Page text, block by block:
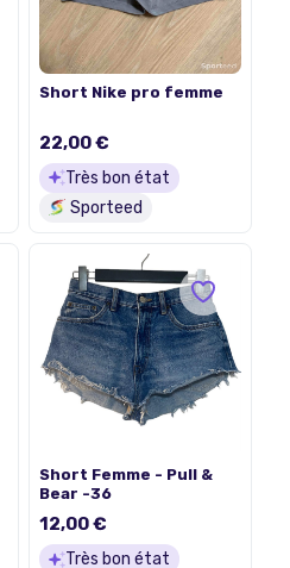
Short Nike pro femme
22,00 €
Très bon état
Sporteed
Short Femme - Pull &
Bear -36
12,00 €
Très bon état